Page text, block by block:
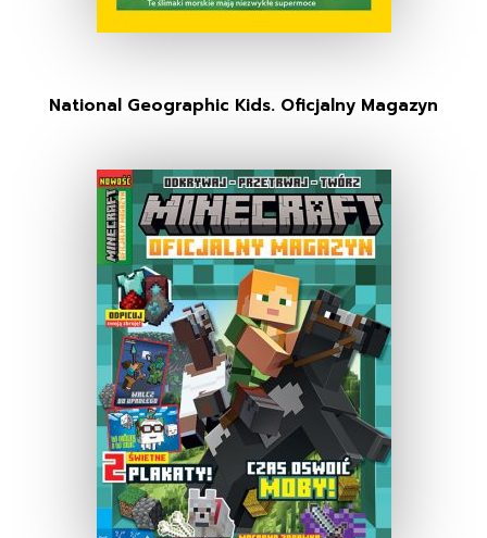
National Geographic Kids. Oficjalny Magazyn